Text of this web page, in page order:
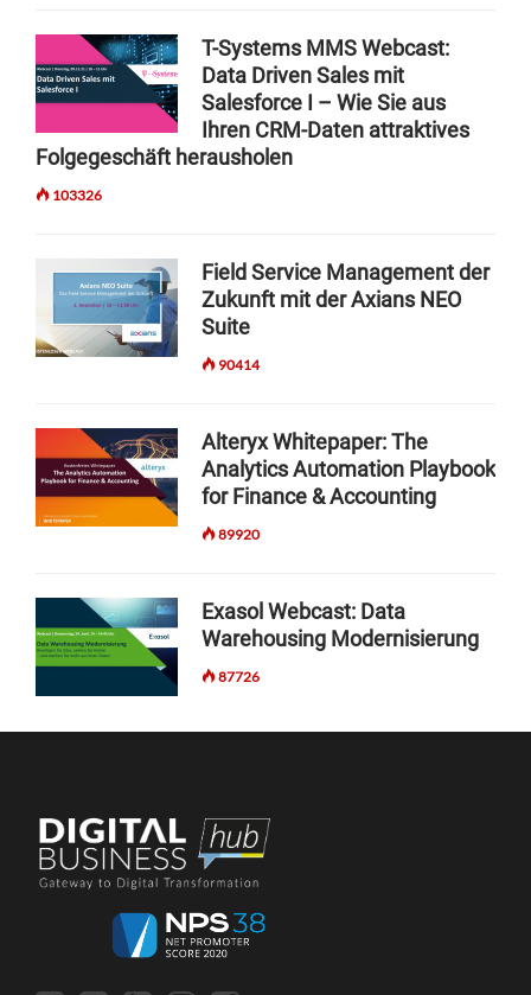
a
t
i
o
n
T-Systems MMS Webcast:
Data Driven Sales mit
Salesforce I – Wie Sie aus
Ihren CRM-Daten attraktives
Folgegeschäft herausholen
103326
Field Service Management der
Zukunft mit der Axians NEO
Suite
90414
Alteryx Whitepaper: The
Analytics Automation Playbook
for Finance & Accounting
89920
Exasol Webcast: Data
Warehousing Modernisierung
87726